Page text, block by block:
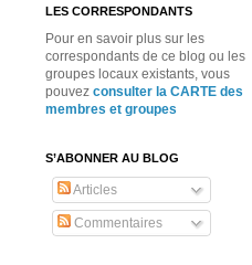
LES CORRESPONDANTS
Pour en savoir plus sur les
correspondants de ce blog ou les
groupes locaux existants, vous
pouvez consulter la CARTE des
membres et groupes
S’ABONNER AU BLOG
Articles
Commentaires